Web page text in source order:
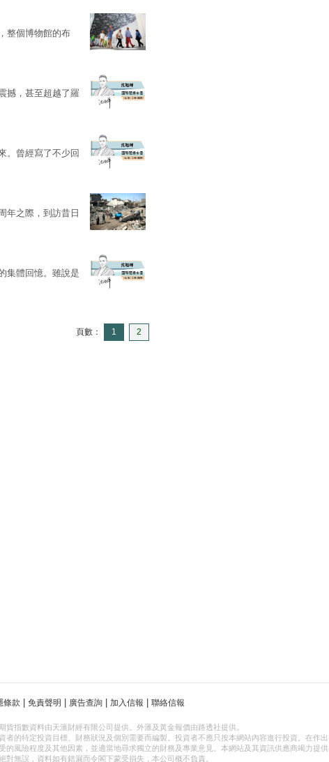
整個博物館的布
撼，甚至超越了羅
。曾經寫了不少回
年之際，到訪昔日
集體回憶。雖說是
頁數： 1 2
條款 免責聲明 廣告查詢 加入信報 聯絡信報
貨指數資料由天滙財經有限公司提供。外滙及黃金報價由路透社提供。
的特定投資目標、財務狀況及個別需要而編製。投資者不應只按本網站內容進行投資。在作出
風險程度及其他因素，並適當地尋求獨立的財務及專業意見。本網站及其資訊供應商竭力提供
對無誤，資料如有錯漏而令閣下蒙受損失，本公司概不負責。